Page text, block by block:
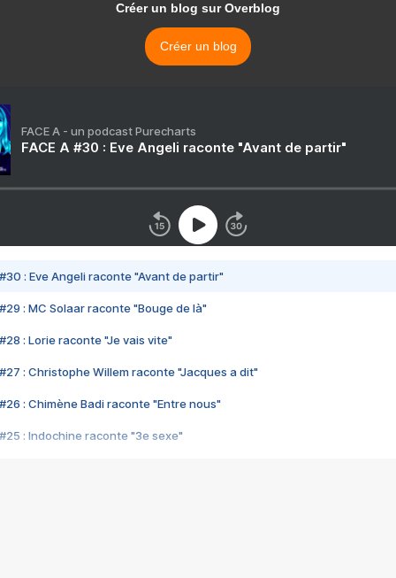
Créer un blog sur Overblog
Créer un blog
FACE A - un podcast Purecharts
FACE A #30 : Eve Angeli raconte "Avant de partir"
#30 : Eve Angeli raconte "Avant de partir"
#29 : MC Solaar raconte "Bouge de là"
#28 : Lorie raconte "Je vais vite"
#27 : Christophe Willem raconte "Jacques a dit"
#26 : Chimène Badi raconte "Entre nous"
#25 : Indochine raconte "3e sexe"